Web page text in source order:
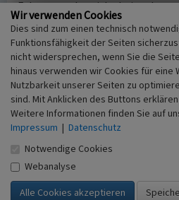
Felsenmeerbereiche beim
am Nordhang des Drachenfels
über das Rheinland hinaus
(LVR-ABR SU 025).
Der Drachenfels war Station der
Siebengebirge 2015. Die
erfolgten im Rahmen des von
Bundesstiftung Umwelt)
und Kulturlandschaft zwischen
(Thomas Krüger, LVR-Amt für
Rheinland, 1985)
Wir verwenden Cookies
Dies sind zum einen technisch
Funktionsfähigkeit der Seiten
nicht widersprechen, wenn Sie die
hinaus verwenden wir Cookies für eine
Nutzbarkeit unserer Seiten zu
sind. Mit Anklicken des Buttons
Weitere Informationen finden Sie auf
Impressum | Datenschutz
Notwendige Cookies
Webanalyse